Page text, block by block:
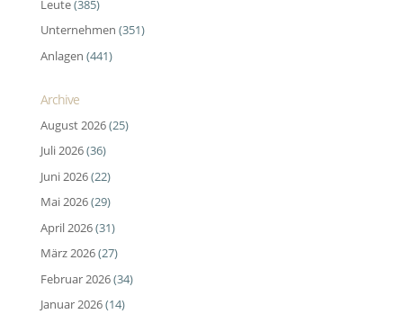
Leute(385)
Unternehmen (351)
Anlagen (441)
Archive
August 2026(25)
Juli 2026(36)
Juni 2026(22)
Mai 2026(29)
April 2026(31)
März 2026(27)
Februar 2026(34)
Januar 2026(14)